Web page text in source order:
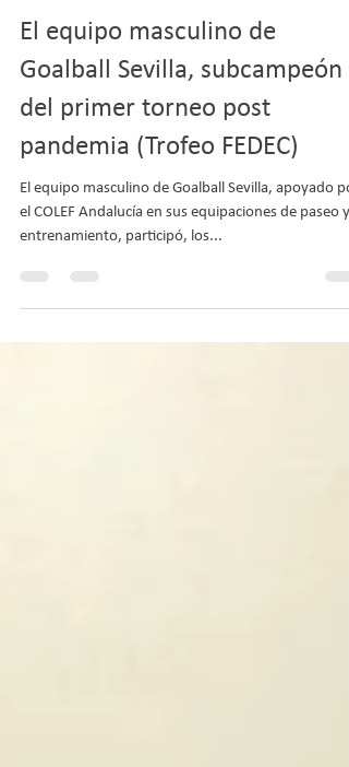
31 mar 2021
1 min de lectura
El equipo masculino de
Goalball Sevilla, subcampeón
del primer torneo post
pandemia (Trofeo FEDEC)
El equipo masculino de Goalball Sevilla, apoyado
entrenamiento, participó, los...